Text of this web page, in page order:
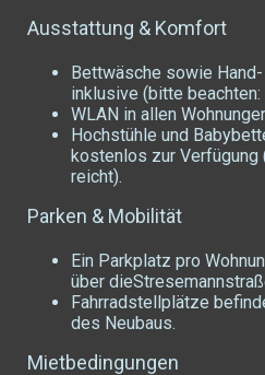
Ausstattung & Komfort
Bettwäsche sowie
inklusive (bitte beachten:
WLAN in allen
Hochstühle und
kostenlos zur Verfügung
reicht).
Parken & Mobilität
Ein Parkplatz pro
über
Fahrradstellplätze
des Neubaus.
Mietbedingungen